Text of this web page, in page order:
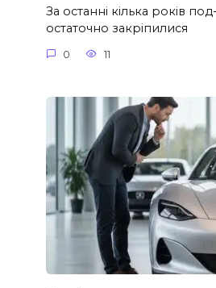
За останні кілька років
остаточно закріпилися
0 11